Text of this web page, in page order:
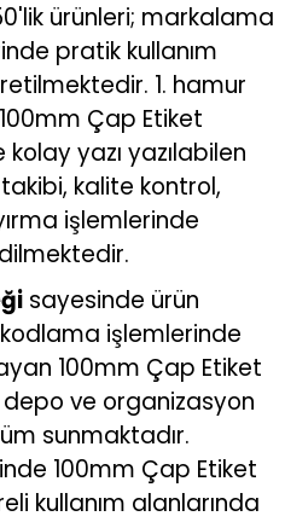
ürünleri; markalama
pratik kullanım
1. hamur
Çap Etiket
yazı yazılabilen
kalite kontrol,
işlemlerinde
sayesinde ürün
işlemlerinde
100mm Çap Etiket
ve organizasyon
sunmaktadır.
100mm Çap Etiket
kullanım alanlarında